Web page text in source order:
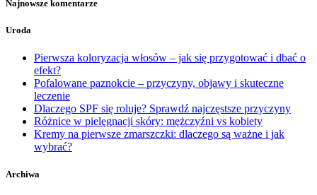
Najnowsze komentarze
Uroda
Pierwsza koloryzacja włosów – jak się przygotować i dbać o
efekt?
Pofalowane paznokcie – przyczyny, objawy i skuteczne
leczenie
Dlaczego SPF się roluje? Sprawdź najczęstsze przyczyny
Różnice w pielęgnacji skóry: mężczyźni vs kobiety
Kremy na pierwsze zmarszczki: dlaczego są ważne i jak
wybrać?
Archiwa